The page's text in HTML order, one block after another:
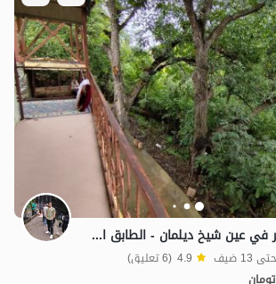
منزل بالقرب من النهر في عين شيخ ديلمان - الطابق الثاني
4.9 (6 تعليق)
تومان